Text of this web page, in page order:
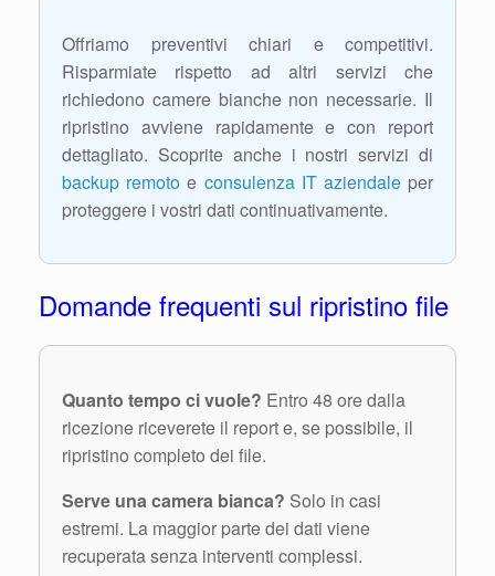
Offriamo preventivi chiari e competitivi.
Risparmiate rispetto ad altri servizi che
richiedono camere bianche non necessarie. Il
ripristino avviene rapidamente e con report
dettagliato. Scoprite anche i nostri servizi di
backup remoto e consulenza IT aziendaleper
proteggere i vostri dati continuativamente.
Domande frequenti sul ripristino file
Quanto tempo ci vuole? Entro 48 ore dalla
ricezione riceverete il report e, se possibile, il
ripristino completo dei file.
Serve una camera bianca? Solo in casi
estremi. La maggior parte dei dati viene
recuperata senza interventi complessi.